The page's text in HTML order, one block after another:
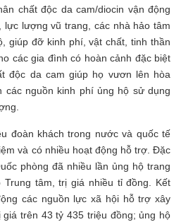
chất độc da cam/diocin vận động
lượng vũ trang, các nhà hảo tâm
giúp đỡ kinh phí, vật chất, tinh thần
các gia đình có hoàn cảnh đặc biệt
độc da cam giúp họ vươn lên hòa
các nguồn kinh phí ủng hộ sử dụng
đoàn khách trong nước và quốc tế
và có nhiều hoạt động hỗ trợ. Đặc
phòng đã nhiều lần ủng hộ trang
tâm, trị giá nhiều tỉ đồng. Kết
các nguồn lực xã hội hỗ trợ xây
trên 43 tỷ 435 triệu đồng; ủng hộ